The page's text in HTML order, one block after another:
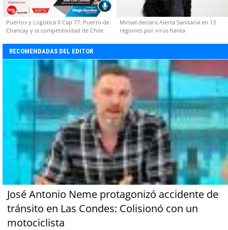
Puertos y Logística II Cap 77: Puerto de
Chancay y la competitividad de Chile
Minsal declara Alerta Sanitaria en 13
regiones por virus hanta
RECOMENDADAS DEL EDITOR
José Antonio Neme protagonizó accidente de
tránsito en Las Condes: Colisionó con un
motociclista